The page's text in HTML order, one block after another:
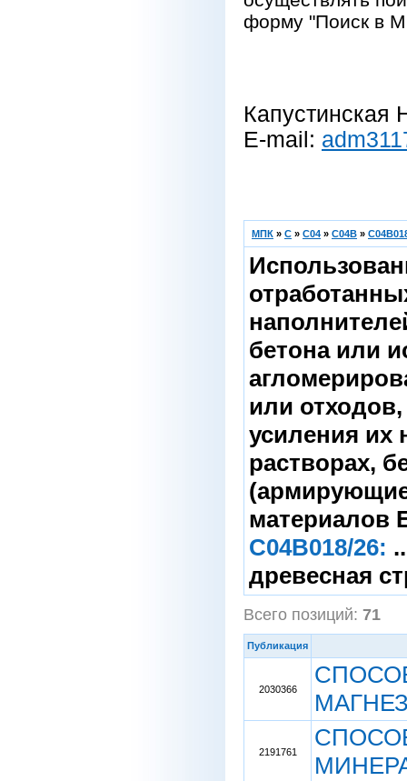
форму "Поиск в
Капустинская
E-mail:
МПК » C » C04 » C04B »
бетона или
или
усиления их
растворах,
материалов
C04B018/26:
древесная
Всего позиций: 71
Публикация
2030366
2191761